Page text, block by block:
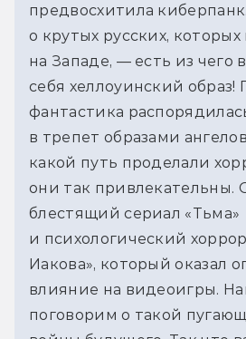
предвосхитила
о крутых русских,
на Западе, — есть из чего
себя хеллоуинский образ!
фантастика
в трепет образами
какой путь проделали
они так привлекательны.
блестящий сериал «Тьма»
и психологический
Иакова», который оказал
влияние на видеоигры.
поговорим о такой